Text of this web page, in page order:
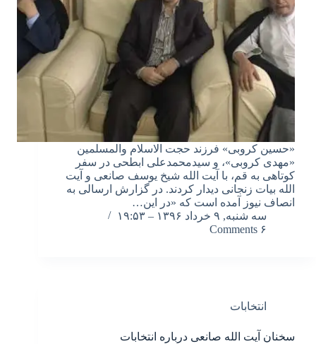
«حسین کروبی» فرزند حجت الاسلام والمسلمین
«مهدی کروبی»، و سیدمحمدعلی ابطحی در سفر
کوتاهی به قم، با آیت الله شیخ یوسف صانعی و آیت
الله بیات زنجانی دیدار کردند. در گزارش ارسالی به
انصاف نیوز آمده است که «در این…
سه شنبه, ۹ خرداد ۱۳۹۶ – ۱۹:۵۳
۶ Comments
انتخابات
سخنان آیت الله صانعی درباره انتخابات